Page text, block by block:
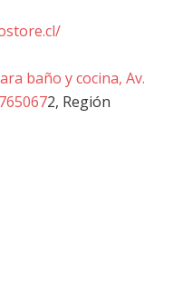
baño y cocina, Av.
2, Región